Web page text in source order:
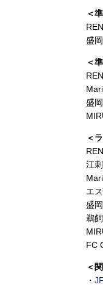
＜
盛
＜
盛
＜
江
エ
盛
鵜
FC
＜
・